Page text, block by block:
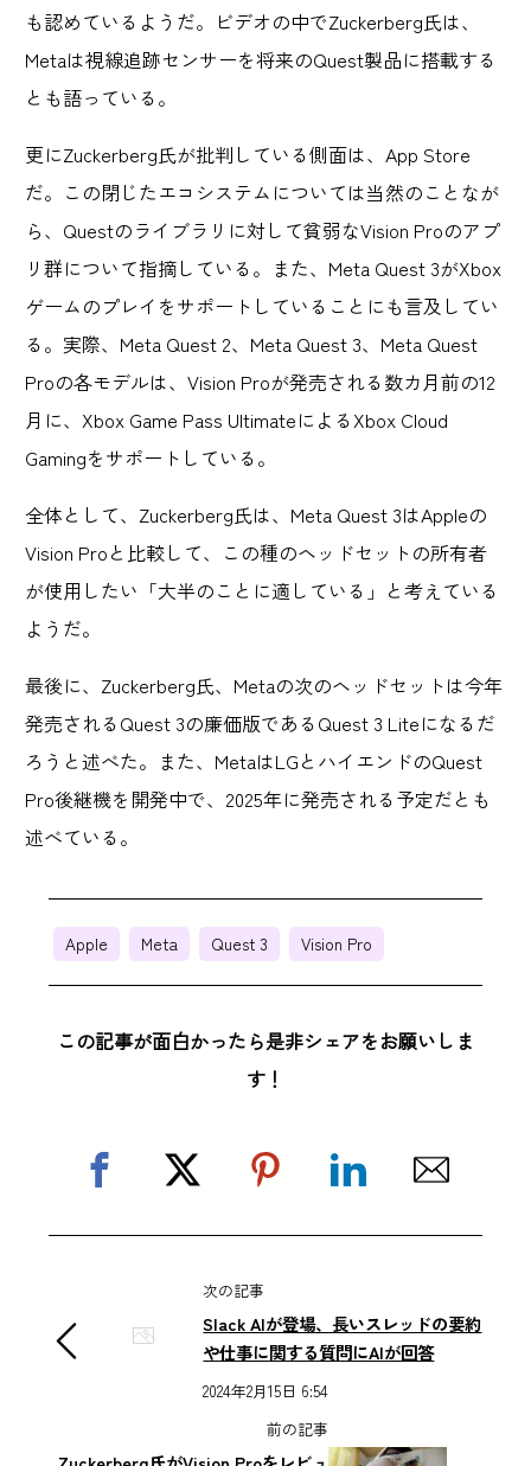
も認めているようだ。ビデオの中でZuckerberg氏は、
Metaは視線追跡センサーを将来のQuest製品に搭載する
とも語っている。
更にZuckerberg氏が批判している側面は、App Store
だ。この閉じたエコシステムについては当然のことなが
ら、Questのライブラリに対して貧弱なVision Proのアプ
リ群について指摘している。また、Meta Quest 3がXbox
ゲームのプレイをサポートしていることにも言及してい
る。実際、Meta Quest 2、Meta Quest 3、Meta Quest
Proの各モデルは、Vision Proが発売される数カ月前の12
月に、Xbox Game Pass UltimateによるXbox Cloud
Gamingをサポートしている。
全体として、Zuckerberg氏は、Meta Quest 3はAppleの
Vision Proと比較して、この種のヘッドセットの所有者
が使用したい「大半のことに適している」と考えている
ようだ。
最後に、Zuckerberg氏、Metaの次のヘッドセットは今年
発売されるQuest 3の廉価版であるQuest 3 Liteになるだ
ろうと述べた。また、MetaはLGとハイエンドのQuest
Pro後継機を開発中で、2025年に発売される予定だとも
述べている。
Apple Meta Quest 3 Vision Pro
この記事が面白かったら是非シェアをお願いしま
す！
次の記事
Slack AIが登場、長いスレッドの要約
や仕事に関する質問にAIが回答
2024年2月15日 6:54
前の記事